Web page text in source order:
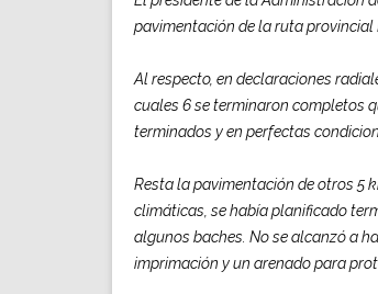
pavimentación de la ruta provincial
Al respecto, en declaraciones
cuales 6 se terminaron completos
terminados y en perfectas
Resta la pavimentación de otros 5
climáticas, se había planificado
algunos baches. No se alcanzó a
imprimación y un arenado para